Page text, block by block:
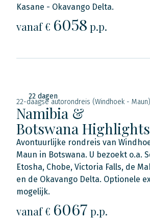
Kasane - Okavango Delta.
vanaf € 6058 p.p.
22 dagen
22-daagse autorondreis (Windhoek - Maun)
Namibia &
Botswana Highlights
Avontuurlijke rondreis van
Maun in Botswana. U bezoekt o.a.
Etosha, Chobe, Victoria Falls, de
en de Okavango Delta. Optionele
mogelijk.
vanaf € 6067 p.p.